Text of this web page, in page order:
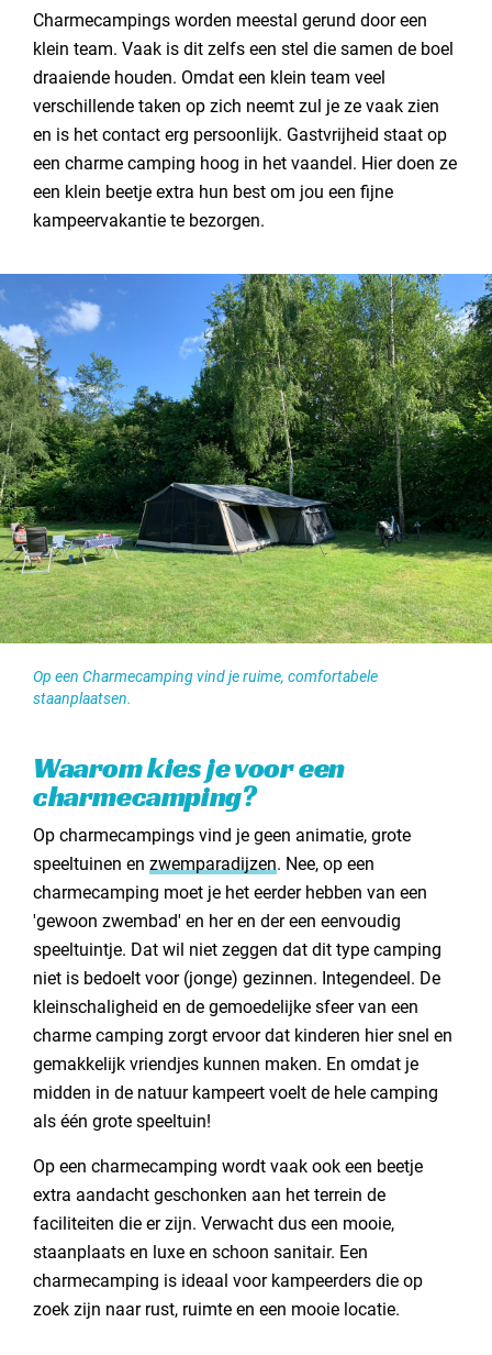
Charmecampings worden meestal gerund door een
klein team. Vaak is dit zelfs een stel die samen de boel
draaiende houden. Omdat een klein team veel
verschillende taken op zich neemt zul je ze vaak zien
en is het contact erg persoonlijk. Gastvrijheid staat op
een charme camping hoog in het vaandel. Hier doen ze
een klein beetje extra hun best om jou een fijne
kampeervakantie te bezorgen.
Op een Charmecamping vind je ruime, comfortabele
staanplaatsen.
Waarom kies je voor een
charmecamping?
Op charmecampings vind je geen animatie, grote
speeltuinen en zwemparadijzen. Nee, op een
charmecamping moet je het eerder hebben van een
'gewoon zwembad' en her en der een eenvoudig
speeltuintje. Dat wil niet zeggen dat dit type camping
niet is bedoelt voor (jonge) gezinnen. Integendeel. De
kleinschaligheid en de gemoedelijke sfeer van een
charme camping zorgt ervoor dat kinderen hier snel en
gemakkelijk vriendjes kunnen maken. En omdat je
midden in de natuur kampeert voelt de hele camping
als één grote speeltuin!
Op een charmecamping wordt vaak ook een beetje
extra aandacht geschonken aan het terrein de
faciliteiten die er zijn. Verwacht dus een mooie,
staanplaats en luxe en schoon sanitair. Een
charmecamping is ideaal voor kampeerders die op
zoek zijn naar rust, ruimte en een mooie locatie.